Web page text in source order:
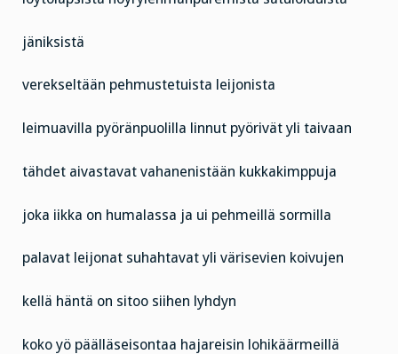
jäniksistä
verekseltään pehmustetuista leijonista
leimuavilla pyöränpuolilla linnut pyörivät yli taivaan
tähdet aivastavat vahanenistään kukkakimppuja
joka iikka on humalassa ja ui pehmeillä sormilla
palavat leijonat suhahtavat yli värisevien koivujen
kellä häntä on sitoo siihen lyhdyn
koko yö päälläseisontaa hajareisin lohikäärmeillä